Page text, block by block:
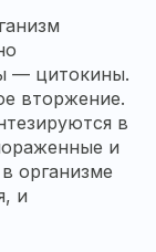
— цитокины.
вторжение.
в
и
организме
и